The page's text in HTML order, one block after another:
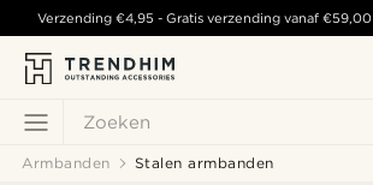
Zoeken
Verzending €4,95 - Gratis verzending vanaf€59,00
Armbanden Stalen armbanden